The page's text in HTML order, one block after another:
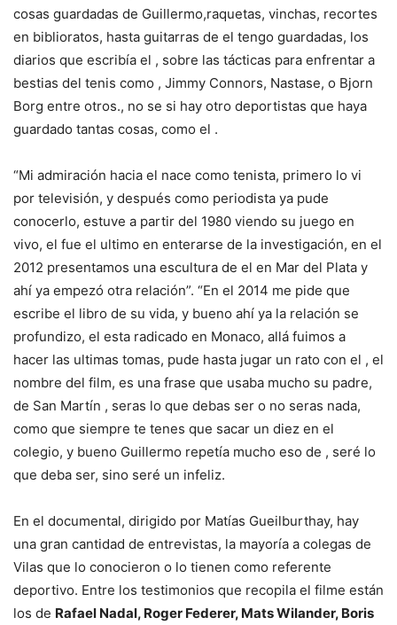
cosas guardadas de Guillermo,raquetas, vinchas, recortes
en biblioratos, hasta guitarras de el tengo guardadas, los
diarios que escribía el , sobre las tácticas para enfrentar a
bestias del tenis como , Jimmy Connors, Nastase, o Bjorn
Borg entre otros., no se si hay otro deportistas que haya
guardado tantas cosas, como el .
“Mi admiración hacia el nace como tenista, primero lo vi
por televisión, y después como periodista ya pude
conocerlo, estuve a partir del 1980 viendo su juego en
vivo, el fue el ultimo en enterarse de la investigación, en el
2012 presentamos una escultura de el en Mar del Plata y
ahí ya empezó otra relación”. “En el 2014 me pide que
escribe el libro de su vida, y bueno ahí ya la relación se
profundizo, el esta radicado en Monaco, allá fuimos a
hacer las ultimas tomas, pude hasta jugar un rato con el , el
nombre del film, es una frase que usaba mucho su padre,
de San Martín , seras lo que debas ser o no seras nada,
como que siempre te tenes que sacar un diez en el
colegio, y bueno Guillermo repetía mucho eso de , seré lo
que deba ser, sino seré un infeliz.
En el documental, dirigido por Matías Gueilburthay, hay
una gran cantidad de entrevistas, la mayoría a colegas de
Vilas que lo conocieron o lo tienen como referente
deportivo. Entre los testimonios que recopila el filme están
los de Rafael Nadal, Roger Federer, Mats Wilander, Boris